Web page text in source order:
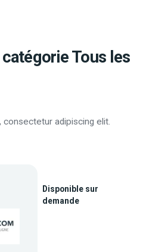
Tous les
adipiscing elit.
Disponible sur
demande